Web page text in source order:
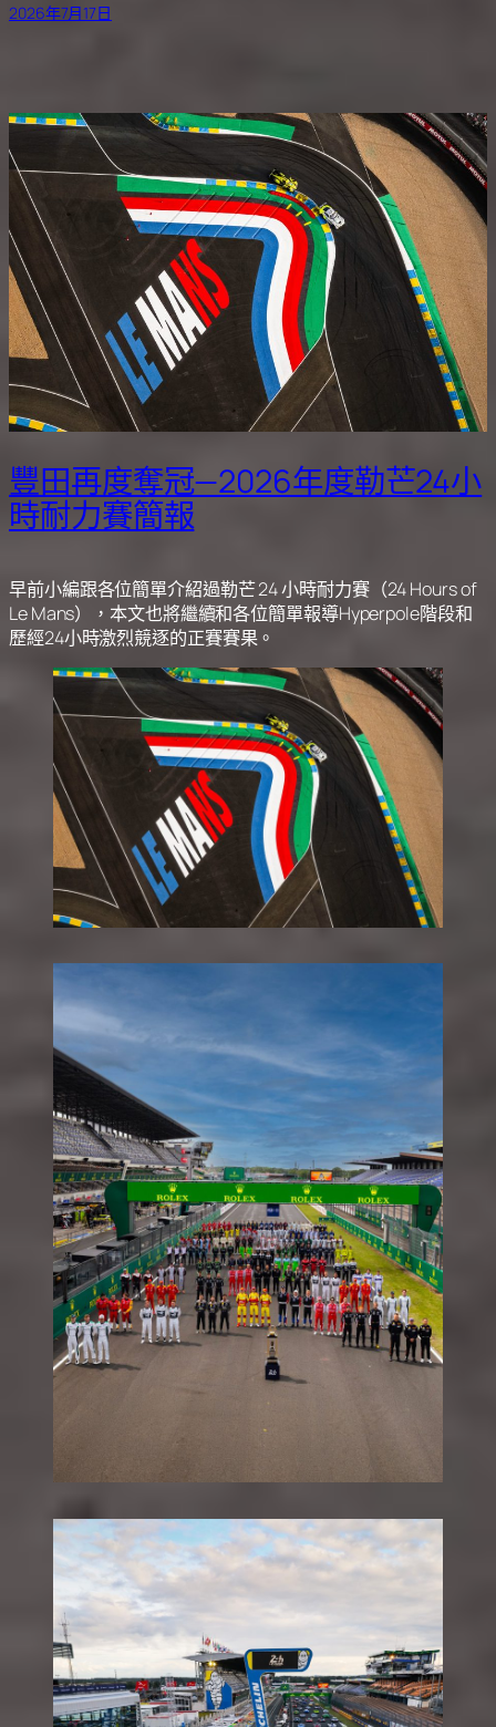
2026年7月17日
豐田再度奪冠—2026年度勒芒24小
時耐力賽簡報
早前小編跟各位簡單介紹過勒芒 24 小時耐力賽（24 Hours of
Le Mans），本文也將繼續和各位簡單報導Hyperpole階段和
歷經24小時激烈競逐的正賽賽果。